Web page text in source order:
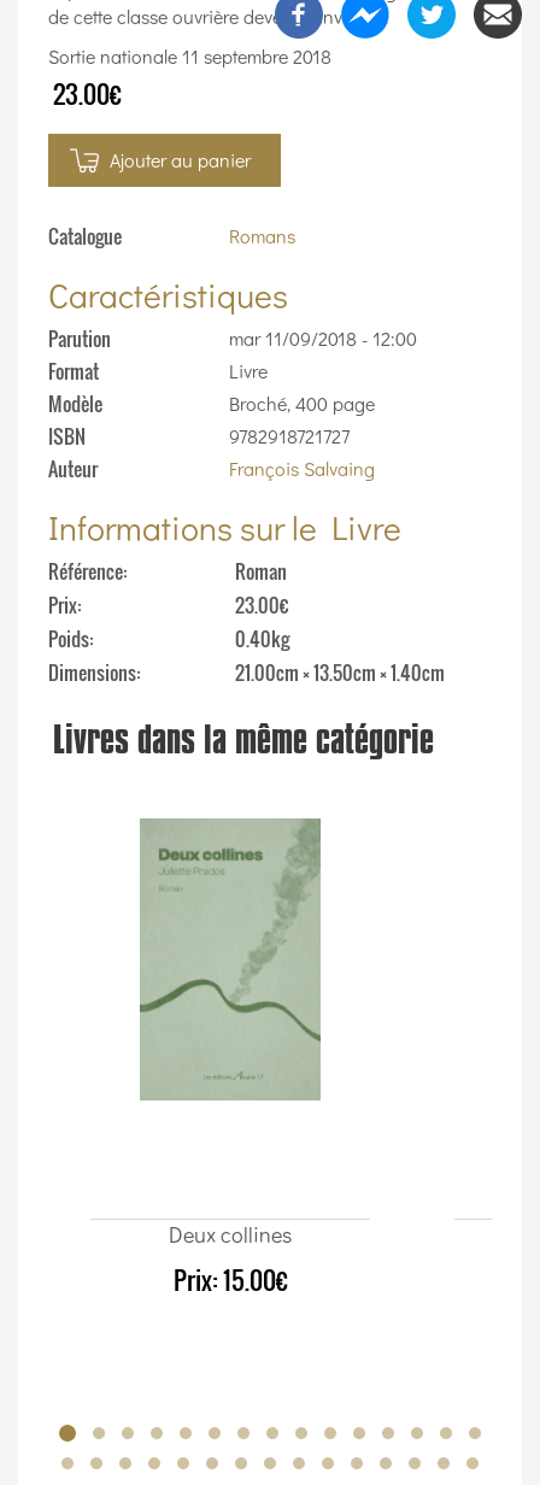
de cette classe ouvrière devenue invisible.
Sortie nationale 11 septembre 2018
23.00€
Ajouter au panier
Catalogue Romans
Caractéristiques
Parution mar 11/09/2018 - 12:00
Format Livre
Modèle Broché, 400 page
ISBN 9782918721727
Auteur François Salvaing
Informations sur le Livre
Référence
Roman
Prix
23.00€
Poids
0.40kg
Dimensions
21.00cm × 13.50cm × 1.40cm
Livres dans la même catégorie
Deux collines
Prix:15.00€